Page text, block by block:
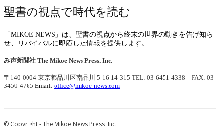
聖書の視点で時代を読む
「MIKOE NEWS」は、聖書の視点から終末の世界の動きを告げ知ら
せ、リバイバルに即応した情報を提供します。
み声新聞社 The Mikoe News Press, Inc.
〒140-0004 東京都品川区南品川 5-16-14-315 TEL: 03-6451-4338 FAX: 03-
3450-4765 Email: office@mikoe-news.com
© Copyright - The Mikoe News Press, Inc.